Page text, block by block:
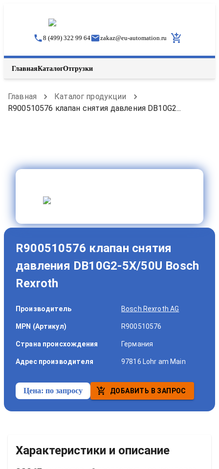
8 (499) 322 99 64 zakaz@eu-automation.ru
ГлавнаяКаталогОтгрузки
Главная
Каталог продукции
R900510576 клапан снятия давления DB10G2...
R900510576 клапан снятия
давления DB10G2-5X/50U Bosch
Rexroth
Производитель Bosch Rexroth AG
MPN (Артикул) R900510576
Страна происхождения Германия
Адрес производителя 97816 Lohr am Main
Цена: по запросу ДОБАВИТЬ В ЗАПРОС
Характеристики и описание